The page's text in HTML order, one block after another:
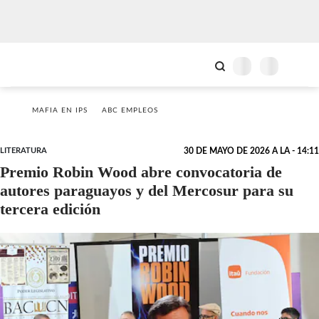
MAFIA EN IPS ABC EMPLEOS
LITERATURA 30 DE MAYO DE 2026 A LA - 14:11
Premio Robin Wood abre convocatoria de
autores paraguayos y del Mercosur para su
tercera edición